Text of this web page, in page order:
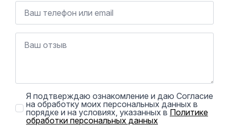
Я подтверждаю ознакомление и даю Согласие
на обработку моих персональных данных в
порядке и на условиях, указанных в Политике
обработки персональных данных